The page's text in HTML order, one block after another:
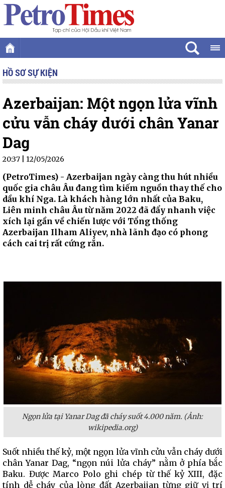
HỒ SƠ SỰ KIỆN
Azerbaijan: Một ngọn lửa vĩnh
cửu vẫn cháy dưới chân Yanar
Dag
20:37 | 12/05/2026
(PetroTimes) - Azerbaijan ngày càng thu hút nhiều
quốc gia châu Âu đang tìm kiếm nguồn thay thế cho
dầu khí Nga. Là khách hàng lớn nhất của Baku,
Liên minh châu Âu từ năm 2022 đã đẩy nhanh việc
xích lại gần về chiến lược với Tổng thống
Azerbaijan Ilham Aliyev, nhà lãnh đạo có phong
cách cai trị rất cứng rắn.
Ngọn lửa tại Yanar Dag đã cháy suốt 4.000 năm. (Ảnh:
wikipedia.org)
Suốt nhiều thế kỷ, một ngọn lửa vĩnh cửu vẫn cháy dưới
chân Yanar Dag, “ngọn núi lửa cháy” nằm ở phía bắc
Baku. Được Marco Polo ghi chép từ thế kỷ XIII, đặc
tính dễ cháy của lòng đất Azerbaijan từng giữ vị trí